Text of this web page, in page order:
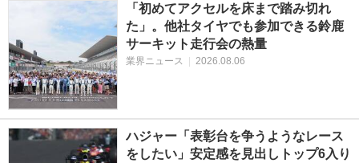
「初めてアクセルを床まで踏み切れ
た」。他社タイヤでも参加できる鈴鹿
サーキット走行会の熱量
業界ニュース | 2026.08.06
ハジャー「表彰台を争うようなレース
をしたい」安定感を見出しトップ6入り